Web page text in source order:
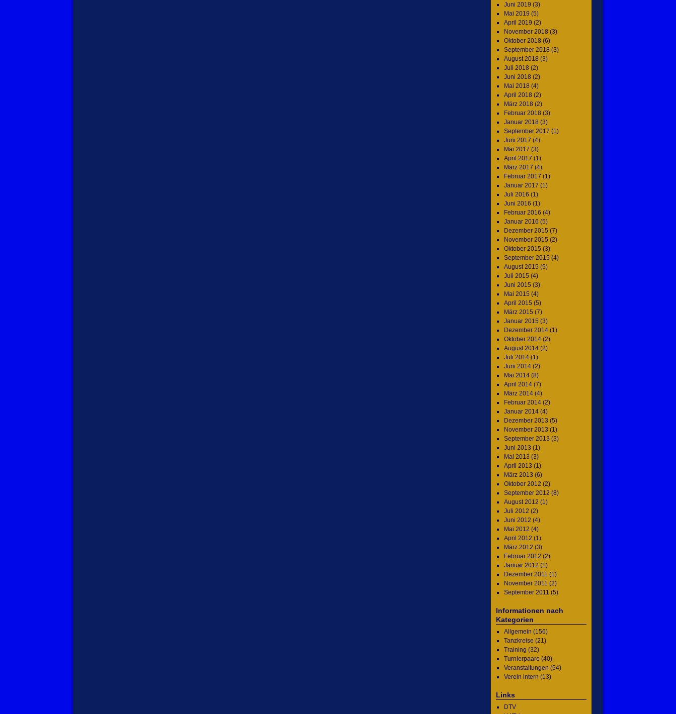
Juni 2019 (3)
Mai 2019 (5)
April 2019 (2)
November 2018 (3)
Oktober 2018 (6)
September 2018 (3)
August 2018 (3)
Juli 2018 (2)
Juni 2018 (2)
Mai 2018 (4)
April 2018 (2)
März 2018 (2)
Februar 2018 (3)
Januar 2018 (3)
September 2017 (1)
Juni 2017 (4)
Mai 2017 (3)
April 2017 (1)
März 2017 (4)
Februar 2017 (1)
Januar 2017 (1)
Juli 2016 (1)
Juni 2016 (1)
Februar 2016 (4)
Januar 2016 (5)
Dezember 2015 (7)
November 2015 (2)
Oktober 2015 (3)
September 2015 (4)
August 2015 (5)
Juli 2015 (4)
Juni 2015 (3)
Mai 2015 (4)
April 2015 (5)
März 2015 (7)
Januar 2015 (3)
Dezember 2014(1)
Oktober 2014(2)
August 2014(2)
Juli 2014(1)
Juni 2014(2)
Mai 2014(8)
April 2014(7)
März 2014(4)
Februar 2014(2)
Januar 2014(4)
Dezember 2013 (5)
November 2013 (1)
September 2013 (3)
Juni 2013 (1)
Mai 2013 (3)
April 2013 (1)
März 2013 (6)
Oktober 2012 (2)
September 2012 (8)
August 2012 (1)
Juli 2012 (2)
Juni 2012 (4)
Mai 2012 (4)
April 2012 (1)
März 2012 (3)
Februar 2012 (2)
Januar 2012 (1)
Dezember 2011 (1)
November 2011 (2)
September 2011 (5)
Informationen nach
Kategorien
Allgemein (156)
Tanzkreise (21)
Training (32)
Turnierpaare (40)
Veranstaltungen (54)
Verein intern (13)
Links
DTV